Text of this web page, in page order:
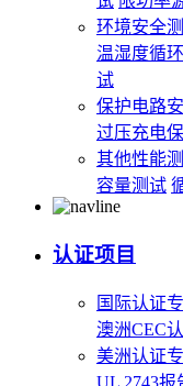
环境安全
温湿度循
试
保护电路
过压充电
其他性能
容量测试
认证项目
国际认证
澳洲CEC
美洲认证
UL 2743报